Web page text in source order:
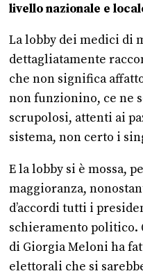
livello nazionale e
La lobby dei medici di
dettagliatamente
che non significa
non funzionino, ce ne
scrupolosi, attenti ai
sistema, non certo i
E la lobby si è mossa,
maggioranza,
d’accordi tutti i
schieramento politico.
di Giorgia Meloni ha
elettorali che si